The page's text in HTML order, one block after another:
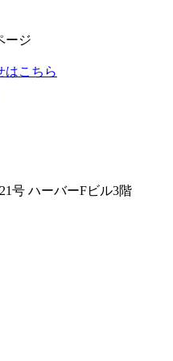
ージ
はこちら
号 ハーバーFビル3階